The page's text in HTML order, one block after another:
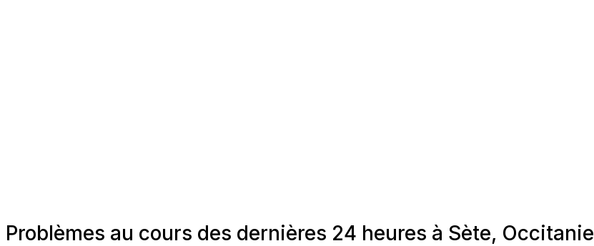
Problèmes au cours des dernières 24 heures à Sète, Occitanie